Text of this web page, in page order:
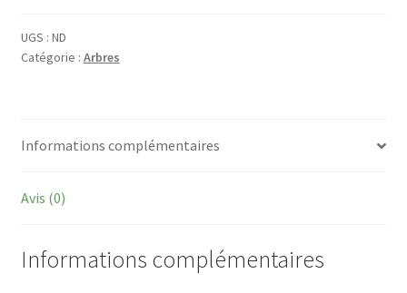
(=
carpinifolia)
UGS : ND
Catégorie : Arbres
Informations complémentaires
Avis (0)
Informations complémentaires